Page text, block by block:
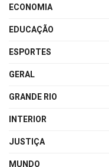
ECONOMIA
EDUCAÇÃO
ESPORTES
GERAL
GRANDE RIO
INTERIOR
JUSTIÇA
MUNDO